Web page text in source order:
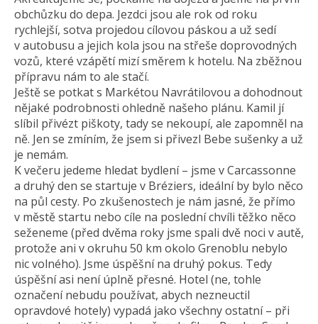
obchůzku do depa. Jezdci jsou ale rok od roku
rychlejší, sotva projedou cílovou páskou a už sedí
v autobusu a jejich kola jsou na střeše doprovodných
vozů, které vzápětí mizí směrem k hotelu. Na zběžnou
přípravu nám to ale stačí.
Ještě se potkat s Markétou Navrátilovou a dohodnout
nějaké podrobnosti ohledně našeho plánu. Kamil jí
slíbil přivézt piškoty, tady se nekoupí, ale zapomněl na
ně. Jen se zmíním, že jsem si přivezl Bebe sušenky a už
je nemám.
K večeru jedeme hledat bydlení – jsme v Carcassonne
a druhý den se startuje v Bréziers, ideální by bylo něco
na půl cesty. Po zkušenostech je nám jasné, že přímo
v městě startu nebo cíle na poslední chvíli těžko něco
seženeme (před dvěma roky jsme spali dvě noci v autě,
protože ani v okruhu 50 km okolo Grenoblu nebylo
nic volného). Jsme úspěšní na druhý pokus. Tedy
úspěšní asi není úplně přesné. Hotel (ne, tohle
označení nebudu používat, abych nezneuctil
opravdové hotely) vypadá jako všechny ostatní – při